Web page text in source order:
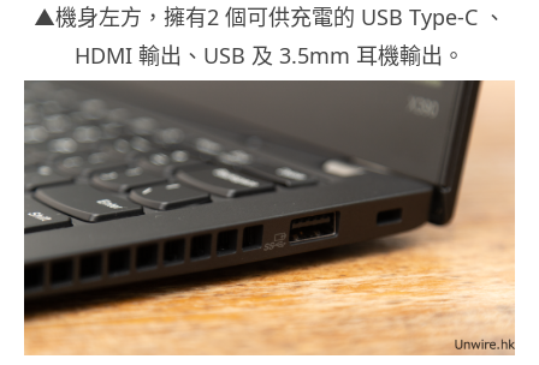
▲機身左方，擁有2 個可供充電的 USB Type-C 、
HDMI 輸出、USB 及 3.5mm 耳機輸出。